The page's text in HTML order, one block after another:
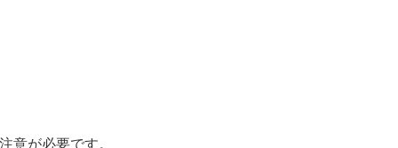
意が必要です。